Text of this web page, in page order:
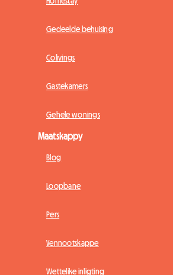
Gedeelde behuising
Colivings
Gastekamers
Gehele wonings
Maatskappy
Blog
Loopbane
Pers
Vennootskappe
Wettelike inligting